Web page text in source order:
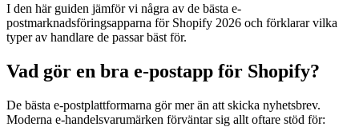
I den här guiden jämför vi några av de bästa e-
postmarknadsföringsapparna för Shopify 2026 och förklarar vilka
typer av handlare de passar bäst för.
Vad gör en bra e-postapp för Shopify?
De bästa e-postplattformarna gör mer än att skicka nyhetsbrev.
Moderna e-handelsvarumärken förväntar sig allt oftare stöd för: